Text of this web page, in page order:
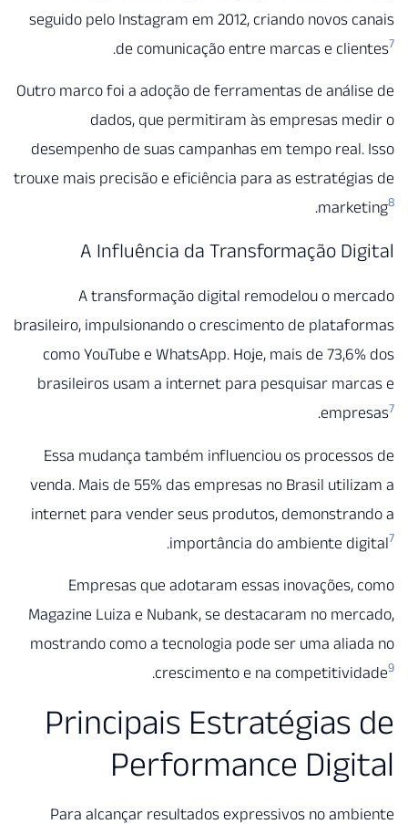
seguido pelo Instagram em 2012, criando novos
de comunicação entre marcas e
.
Outro marco foi a adoção de ferramentas de
dados, que permitiram às empresas
desempenho de suas campanhas em tempo
trouxe mais precisão e eficiência para as
.
A Influência da Transformação
A transformação digital remodelou o
brasileiro, impulsionando o crescimento de
como YouTube e WhatsApp. Hoje, mais de
brasileiros usam a internet para pesquisar
.
Essa mudança também influenciou os
venda. Mais de 55% das empresas no Brasil
internet para vender seus produtos,
importância do ambiente
.
Empresas que adotaram essas inovações,
Magazine Luiza e Nubank, se destacaram no
mostrando como a tecnologia pode ser uma
crescimento e na
.
Principais
Performance
Para alcançar resultados expressivos no